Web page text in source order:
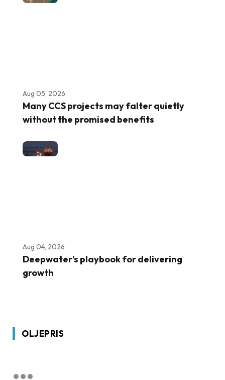
Aug 05, 2026
Many CCS projects may falter quietly
without the promised benefits
Aug 04, 2026
Deepwater’s playbook for delivering
growth
OLJEPRIS